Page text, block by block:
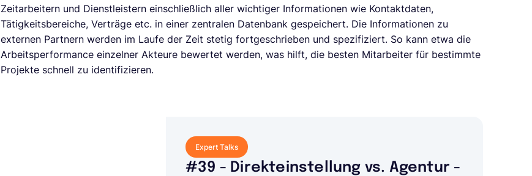
Zeitarbeitern und Dienstleistern einschließlich aller wichtiger Informationen wie Kontaktdaten,
Tätigkeitsbereiche, Verträge etc. in einer zentralen Datenbank gespeichert. Die Informationen zu
externen Partnern werden im Laufe der Zeit stetig fortgeschrieben und spezifiziert. So kann etwa die
Arbeitsperformance einzelner Akteure bewertet werden, was hilft, die besten Mitarbeiter für bestimmte
Projekte schnell zu identifizieren.
Expert Talks
#39 - Direkteinstellung vs. Agentur -